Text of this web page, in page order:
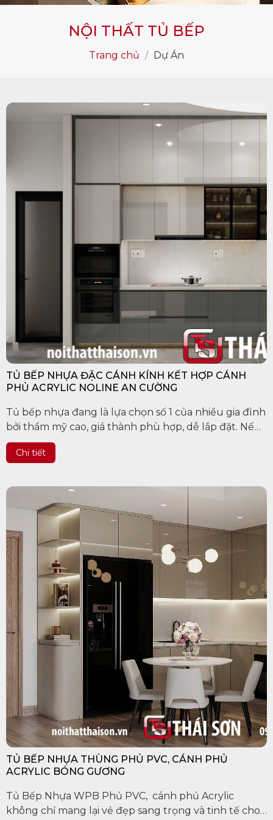
NỘI THẤT TỦ BẾP
Trang chủ / Dự Án
TỦ BẾP NHỰA ĐẶC CÁNH KÍNH KẾT HỢP CÁNH
PHỦ ACRYLIC NOLINE AN CƯỜNG
Tủ bếp nhựa đang là lựa chọn số 1 của nhiều gia đình
bởi thẩm mỹ cao, giá thành phù hợp, dễ lắp đặt. Nếu
bạn đang có ý định chọn cho mình một chiếc tủ bếp
nhựa trong năm nay thì...
Chi tiết
TỦ BẾP NHỰA THÙNG PHỦ PVC, CÁNH PHỦ
ACRYLIC BÓNG GƯƠNG
Tủ Bếp Nhựa WPB Phủ PVC, cánh phủ Acrylic
không chỉ mang lại vẻ đẹp sang trọng và tinh tế cho